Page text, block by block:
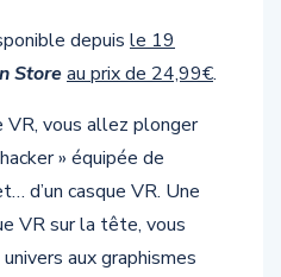
depuis le 19
Storeau prix de 24,99€.
VR, vous allez plonger
» équipée de
d’un casque VR. Une
VR sur la tête, vous
aux graphismes